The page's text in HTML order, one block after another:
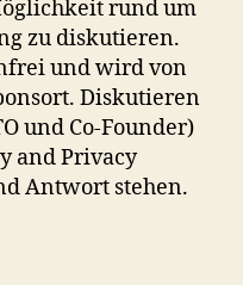
Berlin rund um
zu diskutieren.
und wird von
Diskutieren
und Co-Founder)
and Privacy
Antwort stehen.